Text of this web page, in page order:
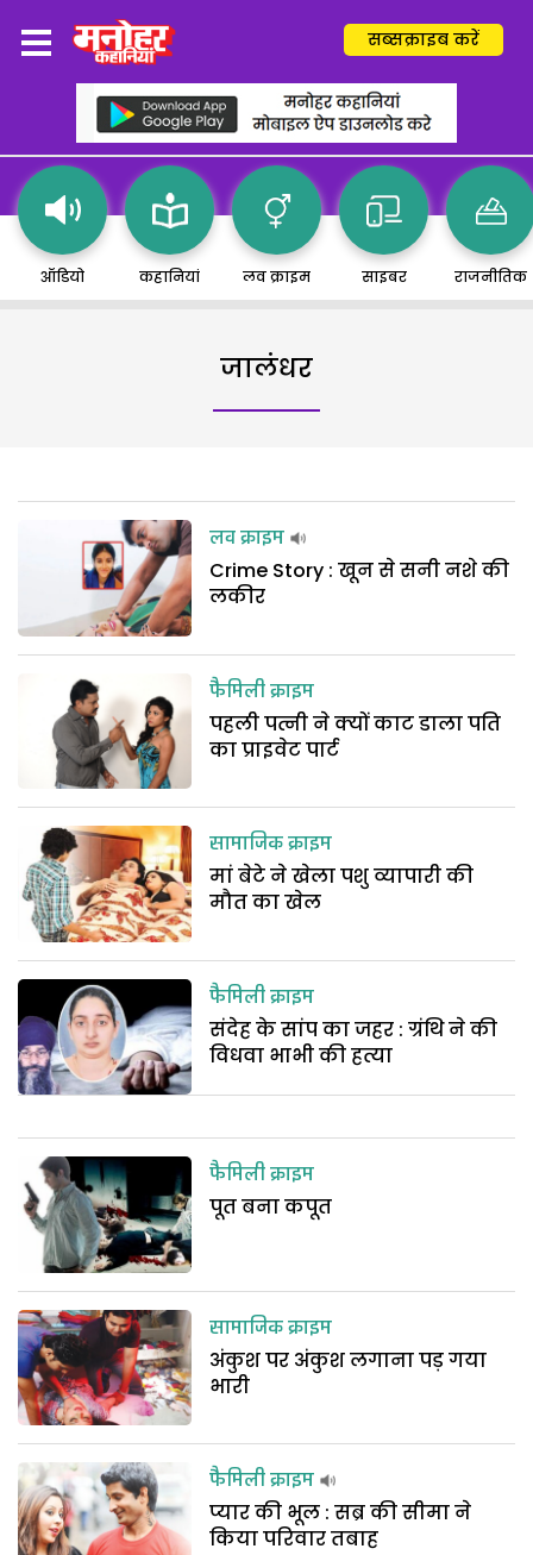
सब्सक्राइब करें
ऑडियो कहानियां लव क्राइम साइबर राजनीतिक
जालंधर
लव क्राइम
Crime Story : खून से सनी नशे की
लकीर
फैमिली क्राइम
पहली पत्नी ने क्यों काट डाला पति
का प्राइवेट पार्ट
सामाजिक क्राइम
मां बेटे ने खेला पशु व्यापारी की
मौत का खेल
फैमिली क्राइम
संदेह के सांप का जहर : ग्रंथि ने की
विधवा भाभी की हत्या
फैमिली क्राइम
पूत बना कपूत
सामाजिक क्राइम
अंकुश पर अंकुश लगाना पड़ गया
भारी
फैमिली क्राइम
प्यार की भूल : सब्र की सीमा ने
किया परिवार तबाह